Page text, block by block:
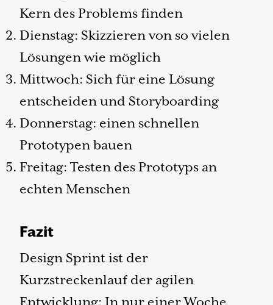
Kern des Problems finden
Dienstag: Skizzieren von so vielen
Lösungen wie möglich
Mittwoch: Sich für eine Lösung
entscheiden und Storyboarding
Donnerstag: einen schnellen
Prototypen bauen
Freitag: Testen des Prototyps an
echten Menschen
Fazit
Design Sprint ist der
Kurzstreckenlauf der agilen